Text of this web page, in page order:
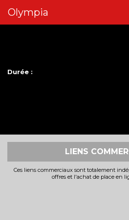
Olympia
Durée :
LIENS
Ces liens commerciaux sont totalement
offres et l'achat de place en